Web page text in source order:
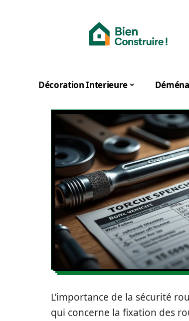
Décoration Interieure
L’importance de la sécurité
qui concerne la fixation des